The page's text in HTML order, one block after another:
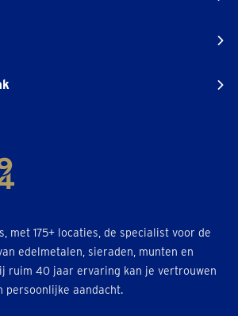
met 175+ locaties, de specialist voor de
edelmetalen, sieraden, munten en
ruim 40 jaar ervaring kan je vertrouwen
persoonlijke aandacht.